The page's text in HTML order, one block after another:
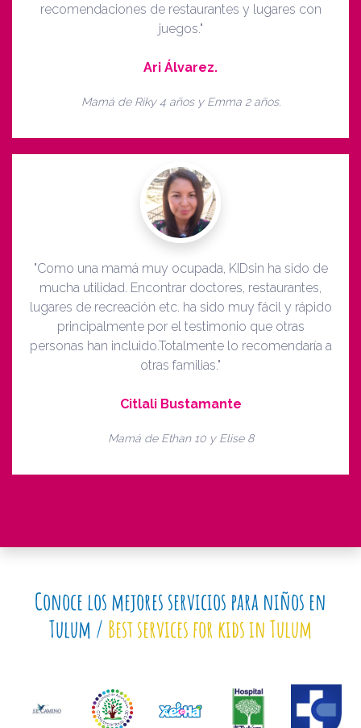
recomendaciones de restaurantes y lugares con
juegos."
Ari Álvarez.
Mamá de Riky 4 años y Emma 2 años.
"Como una mamá muy ocupada, KIDsin ha sido de
mucha utilidad. Encontrar doctores, restaurantes,
lugares de recreación etc. ha sido muy fácil y rápido
principalmente por el testimonio que otras
personas han incluido.Totalmente lo recomendaría a
otras familias."
Citlali Bustamante
Mamá de Ethan 10 y Elise 8
Conoce los mejores servicios para niños en
Tulum / Best services for kids in Tulum